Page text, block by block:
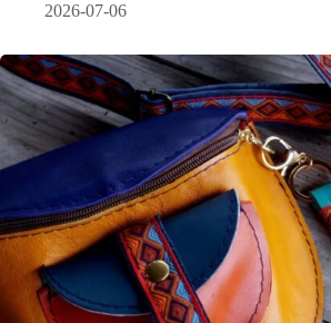
2026-07-06